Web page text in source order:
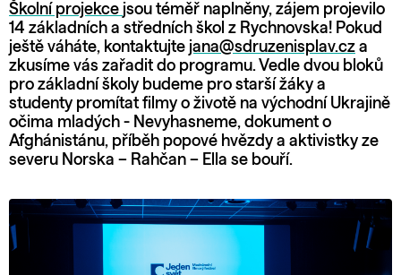
Školní projekce jsou téměř naplněny, zájem projevilo
14 základních a středních škol z Rychnovska! Pokud
ještě váháte, kontaktujte jana@sdruzenisplav.cz a
zkusíme vás zařadit do programu. Vedle dvou bloků
pro základní školy budeme pro starší žáky a
studenty promítat filmy o životě na východní Ukrajině
očima mladých - Nevyhasneme, dokument o
Afghánistánu, příběh popové hvězdy a aktivistky ze
severu Norska – Rahčan – Ella se bouří.